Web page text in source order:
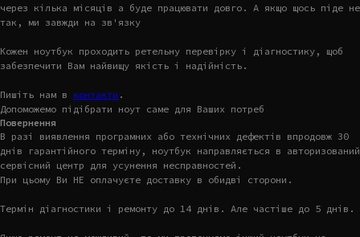
через кілька місяців а буде працювати довго. А якщо щось піде не
так, ми завжди на зв'язку
Кожен ноутбук проходить ретельну перевірку і діагностику, щоб
забезпечити Вам найвищу якість і надійність.
Пишіть нам в контакти .
Допоможемо підібрати ноут саме для Ваших потреб
Повернення
В разі виявлення програмних або технічних дефектів впродовж 30
днів гарантійного терміну, ноутбук направляється в авторизований
сервісний центр для усунення несправностей.
При цьому Ви НЕ оплачуєте доставку в обидві сторони.
Термін діагностики і ремонту до 14 днів. Але частіше до 5 днів.